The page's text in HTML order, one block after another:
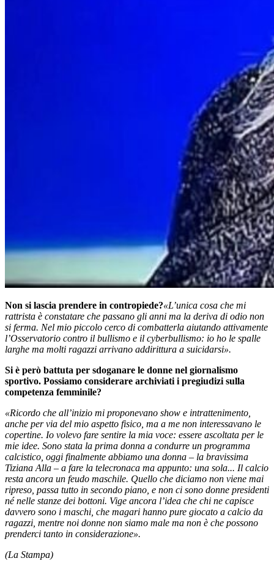
Non si lascia prendere in contropiede?«L’unica cosa che mi
rattrista è constatare che passano gli anni ma la deriva di odio non
si ferma. Nel mio piccolo cerco di combatterla aiutando attivamente
l’Osservatorio contro il bullismo e il cyberbullismo: io ho le spalle
larghe ma molti ragazzi arrivano addirittura a suicidarsi».
Si è però battuta per sdoganare le donne nel giornalismo
sportivo. Possiamo considerare archiviati i pregiudizi sulla
competenza femminile?
«Ricordo che all’inizio mi proponevano show e intrattenimento,
anche per via del mio aspetto fisico, ma a me non interessavano le
copertine. Io volevo fare sentire la mia voce: essere ascoltata per le
mie idee. Sono stata la prima donna a condurre un programma
calcistico, oggi finalmente abbiamo una donna – la bravissima
Tiziana Alla – a fare la telecronaca ma appunto: una sola... Il calcio
resta ancora un feudo maschile. Quello che diciamo non viene mai
ripreso, passa tutto in secondo piano, e non ci sono donne presidenti
né nelle stanze dei bottoni. Vige ancora l’idea che chi ne capisce
davvero sono i maschi, che magari hanno pure giocato a calcio da
ragazzi, mentre noi donne non siamo male ma non è che possono
prenderci tanto in considerazione».
(La Stampa)